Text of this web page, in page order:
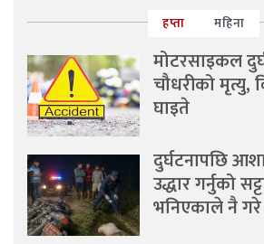
हप्ता महिना
मोटरसाइकल
चौधरीको मृत्यु,
घाइते
दुर्घटनापछि
उद्धार गर्नुको
भनिएकाले नै गरे